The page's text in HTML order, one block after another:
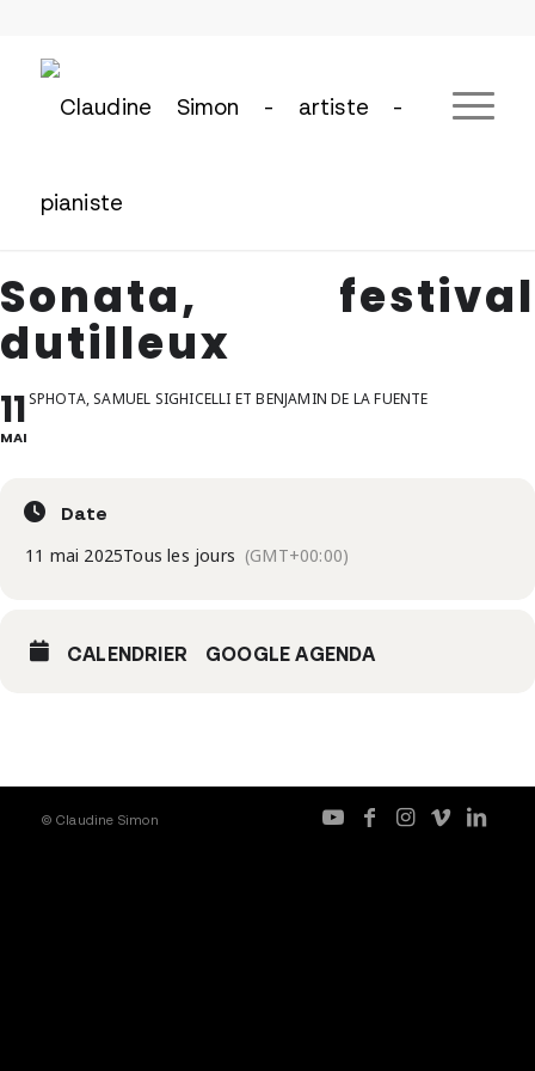
Sonata, festival
dutilleux
11
MAI
SPHOTA, SAMUEL SIGHICELLI ET BENJAMIN DE LA FUENTE
Date
11 mai 2025Tous les jours (GMT+00:00)
CALENDRIER GOOGLE AGENDA
© Claudine Simon